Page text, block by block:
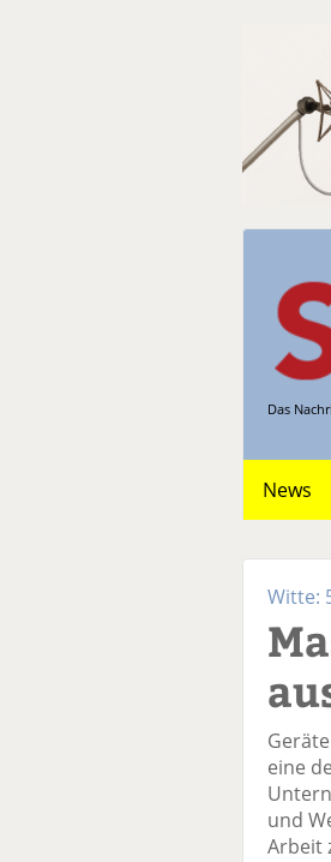
Das
News
Witte:
eine
und
Arbeit